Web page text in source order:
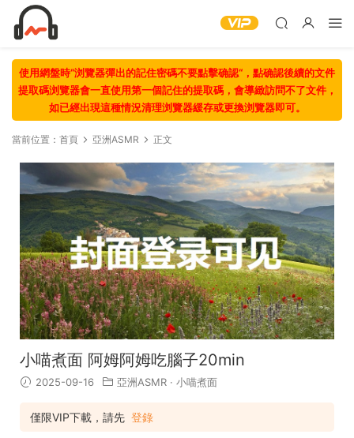
使用網盤時“浏覽器彈出的記住密碼不要點擊确認“，點确認後續的文件
提取碼浏覽器會一直使用第一個記住的提取碼，會導緻訪問不了文件，
如已經出現這種情況清理浏覽器緩存或更換浏覽器即可。
當前位置： 首頁 亞洲ASMR 正文
小喵煮面 阿姆阿姆吃腦子20min
2025-09-16 亞洲ASMR · 小喵煮面
僅限VIP下載，請先 登錄